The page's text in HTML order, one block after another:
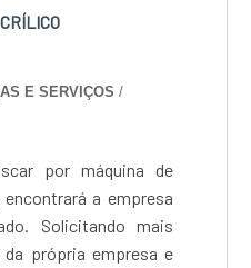
E SERVIÇOS /
por máquina de
a empresa
Solicitando mais
própria empresa e